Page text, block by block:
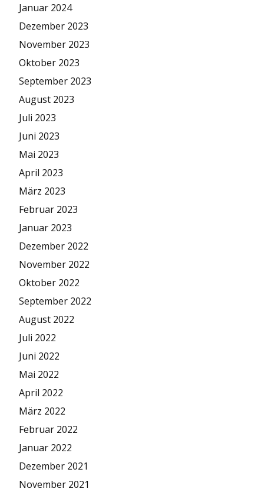
Januar 2024
Dezember 2023
November 2023
Oktober 2023
September 2023
August 2023
Juli 2023
Juni 2023
Mai 2023
April 2023
März 2023
Februar 2023
Januar 2023
Dezember 2022
November 2022
Oktober 2022
September 2022
August 2022
Juli 2022
Juni 2022
Mai 2022
April 2022
März 2022
Februar 2022
Januar 2022
Dezember 2021
November 2021